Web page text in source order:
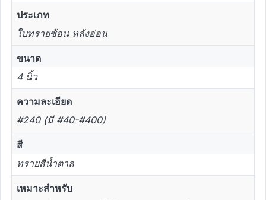
ประเภท
ใบทรายซ้อน หลังอ่อน
ขนาด
4 นิ้ว
ความละเอียด
#240 (มี #40-#400)
สี
ทรายสีน้ำตาล
เหมาะสำหรับ